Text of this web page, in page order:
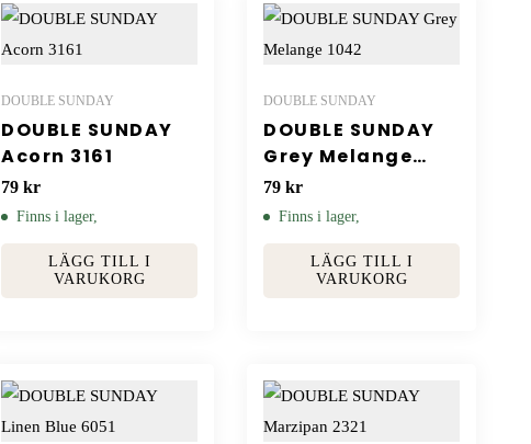
DOUBLE SUNDAY
DOUBLE SUNDAY
Acorn 3161
79kr
Finns i lager,
LÄGG TILL I
VARUKORG
DOUBLE SUNDAY
DOUBLE SUNDAY
Grey Melange
1042
79kr
Finns i lager,
LÄGG TILL I
VARUKORG